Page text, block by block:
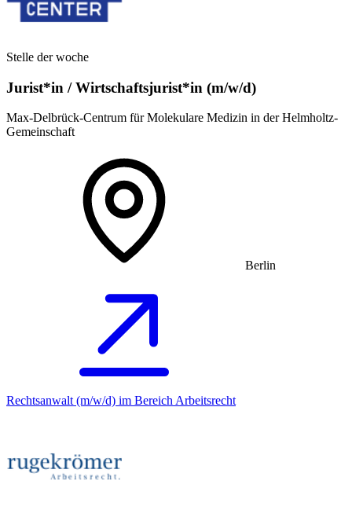
Stelle der woche
Jurist*in / Wirtschafts­jurist*in (m/w/d)
Max-Delbrück-Centrum für Molekulare Medizin in der Helmholtz-
Gemeinschaft
Berlin
Rechtsanwalt (m/w/d) im Bereich Arbeitsrecht